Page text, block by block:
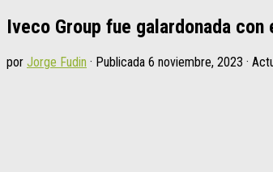
Iveco Group fue galardonada
por Jorge Fudin · Publicada 6 noviembre, 2023 ·